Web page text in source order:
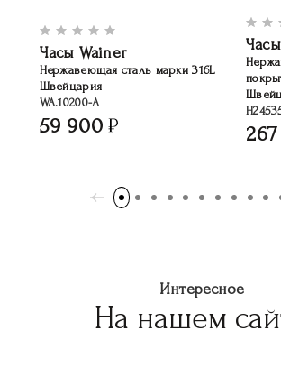
Часы Wainer
Нержавеющая сталь марки 316L
Швейцария
WA.10200-A
59 900
Интересное
На нашем